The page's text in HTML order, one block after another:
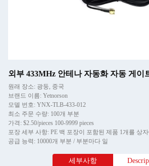
외부 433MHz 안테나 자동화 자동 게이
원래 장소: 광둥, 중국
브랜드 이름: Yetnorson
모델 번호: YNX-TLB-433-012
최소 주문 수량: 100개 부분
가격: $2.50/pieces 100-9999 pieces
포장 세부 사항: PE 백 포장이 포함된 제품 1개를 상
공급 능력: 10000개 부분 / 부분마다 일
세부사항